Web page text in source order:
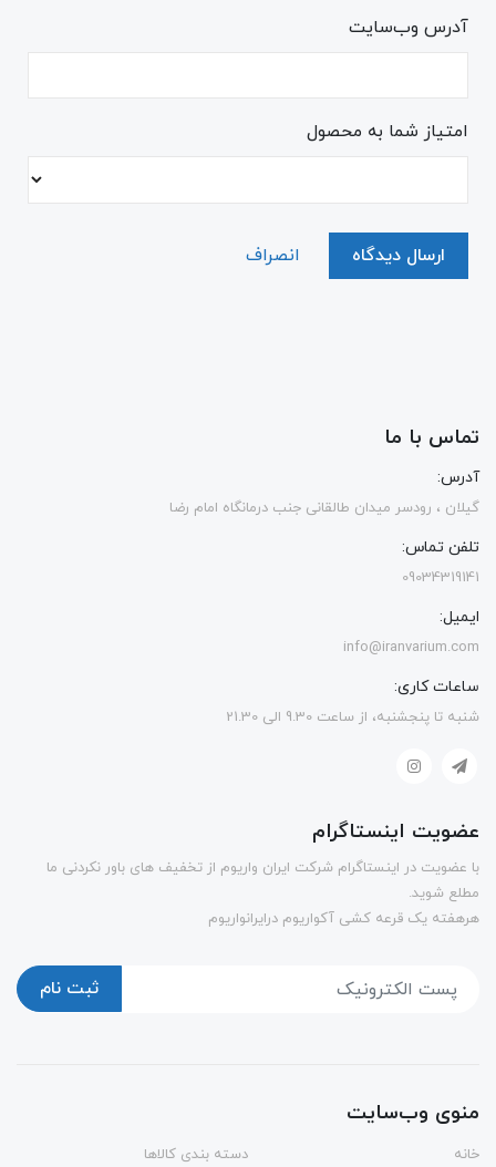
آدرس وب‌سایت
امتیاز شما به محصول
ارسال دیدگاه انصراف
تماس با ما
آدرس:
گیلان ، رودسر میدان طالقانی جنب درمانگاه امام رضا
تلفن تماس:
09034319141
ایمیل:
info@iranvarium.com
ساعات کاری:
شنبه تا پنجشنبه، از ساعت 9.30 الی 21.30
عضویت اینستاگرام
با عضویت در اینستاگرام شرکت ایران واریوم از تخفیف های باور نکردنی ما
مطلع شوید.
هرهفته یک قرعه کشی آکواریوم درایرانواریوم
ثبت نام
منوی وب‌سایت
خانه دسته بندی کالاها